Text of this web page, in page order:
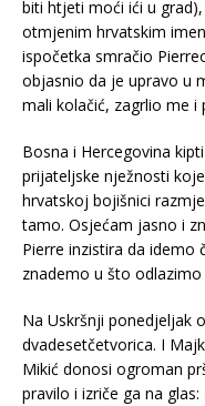
biti htjeti moći ići u
otmjenim hrvatskim
ispočetka smračio
objasnio da je upravo u
mali kolačić, zagrlio me i
Bosna i Hercegovina
prijateljske nježnosti
hrvatskoj bojišnici
tamo. Osjećam jasno i
Pierre inzistira da idemo
znademo u što
Na Uskršnji ponedjeljak
dvadesetčetvorica. I
Mikić donosi ogroman
pravilo i izriče ga na glas: